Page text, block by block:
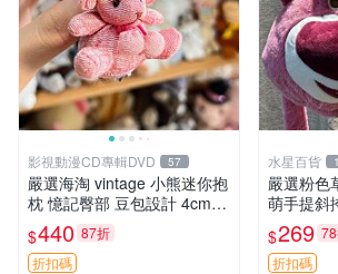
影視動漫CD專輯DVD 57
嚴選海淘 vintage 小熊迷你抱
枕 憶記臀部 豆包設計 4cm
高 推薦收藏 迷你豆包小熊、
高臀部、豆袋抱枕
$440 87折
折扣碼
水星百貨 1
嚴選粉色
萌手提斜
佳容量
大容量
$269
折扣碼